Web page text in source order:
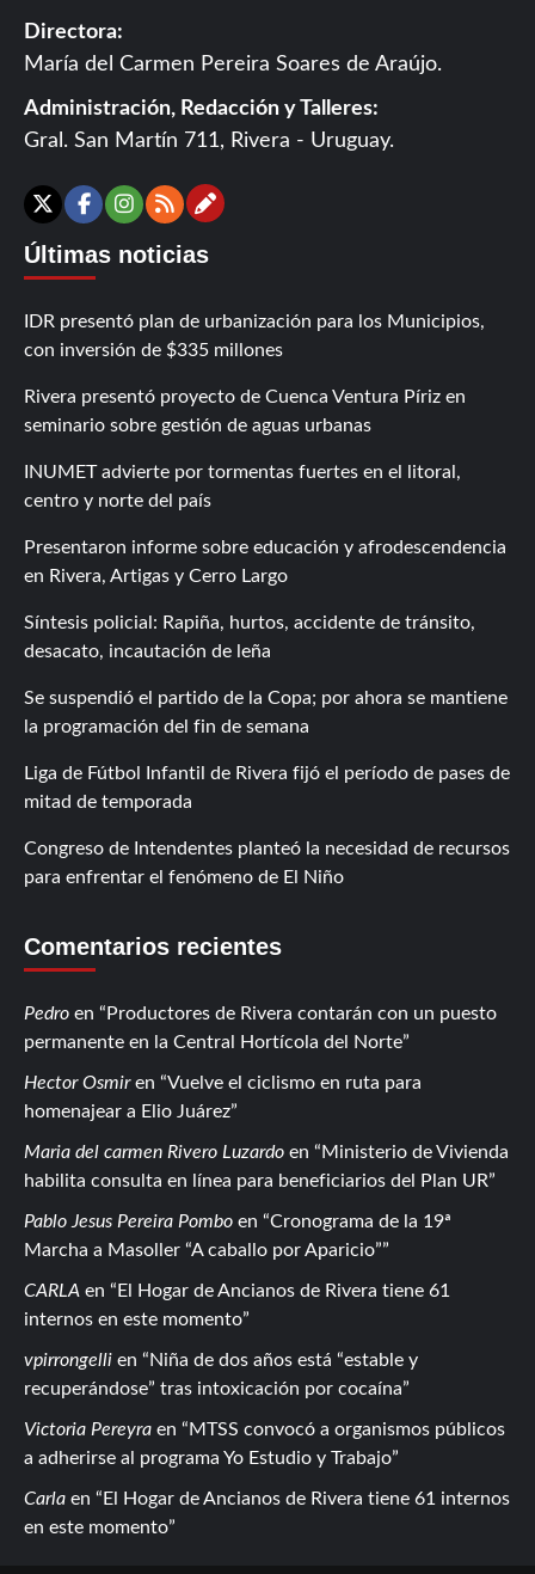
Directora:
María del Carmen Pereira Soares de Araújo.
Administración, Redacción y Talleres:
Gral. San Martín 711, Rivera - Uruguay.
X Facebook
Instagram
RSSContáctanos
Últimas noticias
IDR presentó plan de urbanización para los Municipios,
con inversión de $335 millones
Rivera presentó proyecto de Cuenca Ventura Píriz en
seminario sobre gestión de aguas urbanas
INUMET advierte por tormentas fuertes en el litoral,
centro y norte del país
Presentaron informe sobre educación y afrodescendencia
en Rivera, Artigas y Cerro Largo
Síntesis policial: Rapiña, hurtos, accidente de tránsito,
desacato, incautación de leña
Se suspendió el partido de la Copa; por ahora se mantiene
la programación del fin de semana
Liga de Fútbol Infantil de Rivera fijó el período de pases de
mitad de temporada
Congreso de Intendentes planteó la necesidad de recursos
para enfrentar el fenómeno de El Niño
Comentarios recientes
Pedro en
Productores de Rivera contarán con un puesto
permanente en la Central Hortícola del Norte
Hector Osmiren
Vuelve el ciclismo en ruta para
homenajear a Elio Juárez
Maria del carmen Rivero Luzardo en
Ministerio de Vivienda
habilita consulta en línea para beneficiarios del Plan UR
Pablo Jesus Pereira Pombo en
Cronograma de la 19ª
Marcha a Masoller “A caballo por Aparicio”
CARLA en
El Hogar de Ancianos de Rivera tiene 61
internos en este momento
vpirrongelli en
Niña de dos años está “estable y
recuperándose” tras intoxicación por cocaína
Victoria Pereyra en
MTSS convocó a organismos públicos
a adherirse al programa Yo Estudio y Trabajo
Carla en
El Hogar de Ancianos de Rivera tiene 61 internos
en este momento